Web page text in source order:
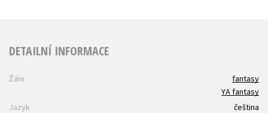
DETAILNÍ INFORMACE
Žánr
fantasy
YA fantasy
Jazyk
čeština